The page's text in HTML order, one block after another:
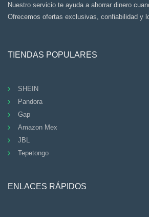
Nuestro servicio te ayuda a ahorrar dinero
Ofrecemos ofertas exclusivas, confiabilidad y
TIENDAS POPULARES
SHEIN
Pandora
Gap
Amazon Mex
JBL
Tepetongo
ENLACES RÁPIDOS